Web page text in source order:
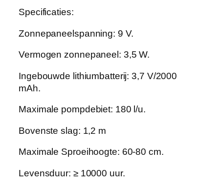
e
n
,
s
r
o
e
e
s
v
Specificaties:
Zonnepaneelspanning: 9 V.
Vermogen zonnepaneel: 3,5 W.
Ingebouwde lithiumbatterij: 3,7 V/2000
mAh.
Maximale pompdebiet: 180 l/u.
Bovenste slag: 1,2 m
Maximale Sproeihoogte: 60-80 cm.
Levensduur: ≥ 10000 uur.